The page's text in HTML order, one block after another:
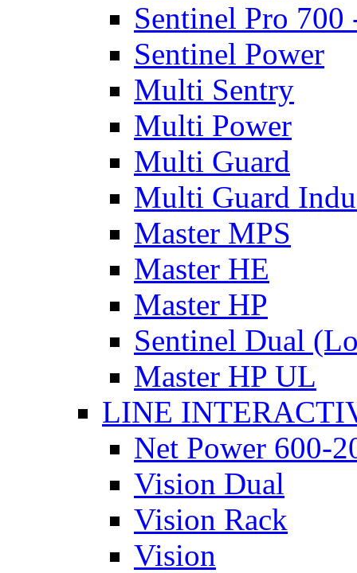
Sentinel Pro 700
Sentinel Power
Multi Sentry
Multi Power
Multi Guard
Multi Guard
Master MPS
Master HE
Master HP
Sentinel Dual
Master HP UL
LINE
Net Power 600-
Vision Dual
Vision Rack
Vision